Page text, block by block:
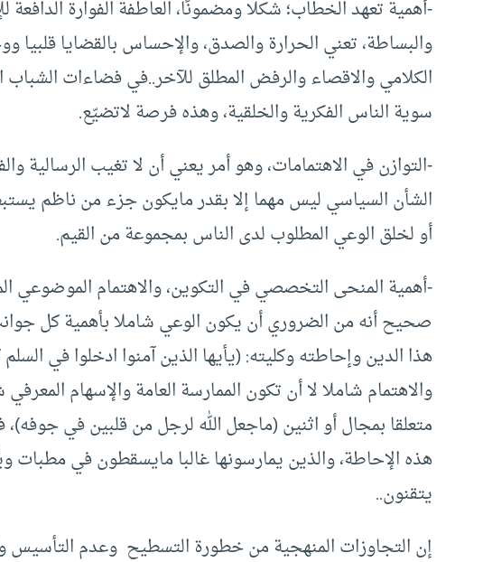
-أهمية تعهد الخطاب؛ شكلا ومضمونًا، العاطفة الفوارة الدافعة
والبساطة، تعني الحرارة والصدق، والإحساس بالقضايا قلبيا
الكلامي والاقصاء والرفض المطلق للآخر..في فضاءات
سوية الناس الفكرية والخلقية، وهذه فرصة لاتضيّع.
-التوازن في الاهتمامات، وهو أمر يعني أن لا تغيب الرسالية
الشأن السياسي ليس مهما إلا بقدر مايكون جزء من ناظم
أو لخلق الوعي المطلوب لدى الناس بمجموعة من القيم.
-أهمية المنحى التخصصي في التكوين، والاهتمام الموضوعي
صحيح أنه من الضروري أن يكون الوعي شاملا بأهمية كل جوانب
هذا الدين وإحاطته وكليته: (يأيها الذين آمنوا ادخلوا في
والاهتمام شاملا لا أن تكون الممارسة العامة والإسهام
متعلقا بمجال أو اثنين (ماجعل الله لرجل من قلبين في جوفه)،
هذه الإحاطة، والذين يمارسونها غالبا مايسقطون في مطبات
يتقنون..
إن التجاوزات المنهجية من خطورة التسطيح وعدم التأسيس